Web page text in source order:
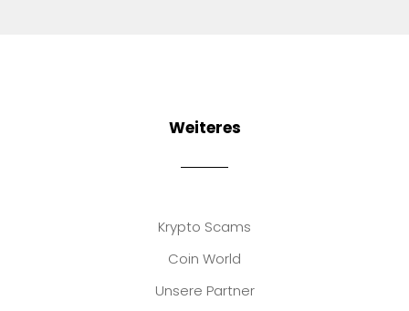
Weiteres
Krypto Scams
Coin World
Unsere Partner